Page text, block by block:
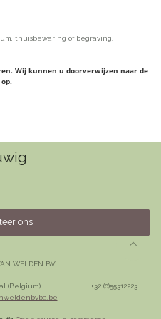
thuisbewaring of begraving.
Wij kunnen u doorverwijzen naar de
ons
WELDEN BV
(Belgium)
​+32 (0)55312223